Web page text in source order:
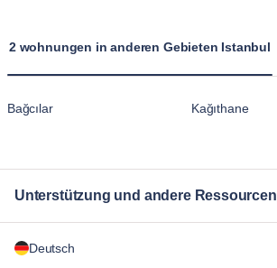
2 wohnungen in anderen Gebieten Istanbul
Bağcılar Kağıthane
Unterstützung und andere Ressourcen
Für Unternehmen
Deutsch